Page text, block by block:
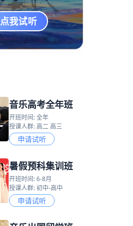
点我试听
音乐高考全年班
开班时间: 全年
授课人群: 高二 高三
申请试听
暑假预科集训班
开班时间: 6-8月
授课人群: 初中-高中
申请试听